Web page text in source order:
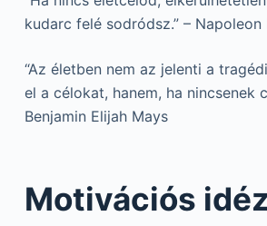
kudarc felé sodródsz.” – Napoleon
“Az életben nem az jelenti a
el a célokat, hanem, ha nincsenek
Benjamin Elijah Mays
Motivációs